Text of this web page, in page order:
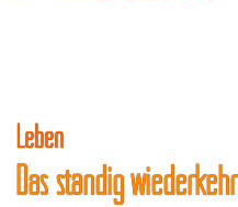
Leben
Das ständig